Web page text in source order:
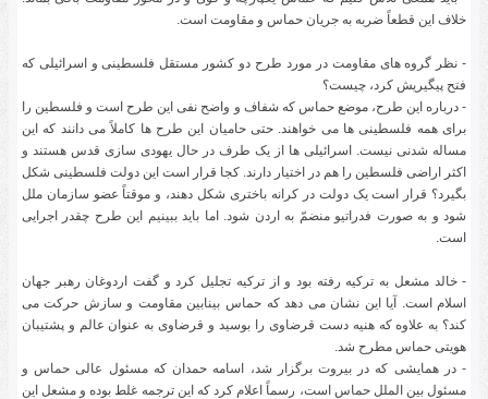
خلاف این قطعاً ضربه به جریان حماس و مقاومت است.
- نظر گروه های مقاومت در مورد طرح دو کشور مستقل فلسطینی و اسرائیلی که
فتح پیگیریش کرد، چیست؟
- درباره این طرح، موضع حماس که شفاف و واضح نفی این طرح است و فلسطین را
برای همه فلسطینی ها می خواهند. حتی حامیان این طرح ها کاملاً می دانند که این
مساله شدنی نیست. اسرائیلی ها از یک طرف در حال یهودی سازی قدس هستند و
اکثر اراضی فلسطین را هم در اختیار دارند. کجا قرار است این دولت فلسطینی شکل
بگیرد؟ قرار است یک دولت در کرانه باختری شکل دهند، و موقتاً عضو سازمان ملل
شود و به صورت فدراتیو منضمّ به اردن شود. اما باید ببینیم این طرح چقدر اجرایی
است.
- خالد مشعل به ترکیه رفته بود و از ترکیه تجلیل کرد و گفت اردوغان رهبر جهان
اسلام است. آیا این نشان می دهد که حماس بینابین مقاومت و سازش حرکت می
کند؟ به علاوه که هنیه دست قرضاوی را بوسید و قرضاوی به عنوان عالم و پشتیبان
هویتی حماس مطرح شد.
- در همایشی که در بیروت برگزار شد، اسامه حمدان که مسئول عالی حماس و
مسئول بین الملل حماس است، رسماً اعلام کرد که این ترجمه غلط بوده و مشعل این